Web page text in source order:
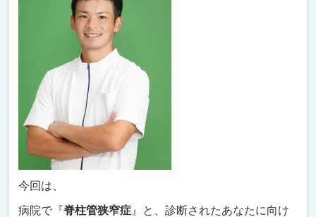
今回は、
病院で『脊柱管狭窄症 』と、診断されたあなたに向け